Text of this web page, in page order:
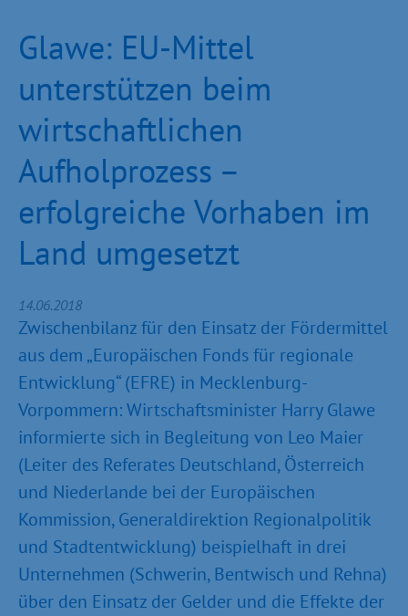
Glawe: EU-Mittel
unterstützen beim
wirtschaftlichen
Aufholprozess –
erfolgreiche Vorhaben im
Land umgesetzt
14.06.2018
Zwischenbilanz für den Einsatz der Fördermittel
aus dem „Europäischen Fonds für regionale
Entwicklung“ (EFRE) in Mecklenburg-
Vorpommern: Wirtschaftsminister Harry Glawe
informierte sich in Begleitung von Leo Maier
(Leiter des Referates Deutschland, Österreich
und Niederlande bei der Europäischen
Kommission, Generaldirektion Regionalpolitik
und Stadtentwicklung) beispielhaft in drei
Unternehmen (Schwerin, Bentwisch und Rehna)
über den Einsatz der Gelder und die Effekte der